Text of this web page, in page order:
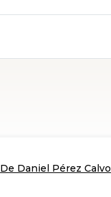
De Daniel Pérez Calvo